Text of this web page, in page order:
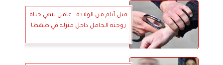
قبل أيام من الولادة.. عامل ينهي حياة
زوجته الحامل داخل منزله في طهطا